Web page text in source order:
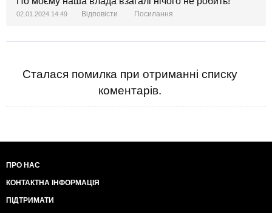
02.01.2024 14:49 Відповісти Посилання
Сталася помилка при отриманні списку
коментарів.
ПРО НАС
КОНТАКТНА ІНФОРМАЦІЯ
ПІДТРИМАТИ